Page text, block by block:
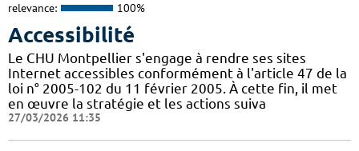
relevance: 100%
Accessibilité
Le CHU Montpellier s'engage à rendre ses sites
Internet accessibles conformément à l'article 47 de la
loi n° 2005-102 du 11 février 2005. À cette fin, il met
en œuvre la stratégie et les actions suiva
27/03/2026 11:35